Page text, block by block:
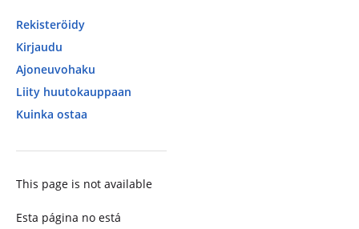
Rekisteröidy
Kirjaudu
Ajoneuvohaku
Liity huutokauppaan
Kuinka ostaa
This page is not available
Esta página no está